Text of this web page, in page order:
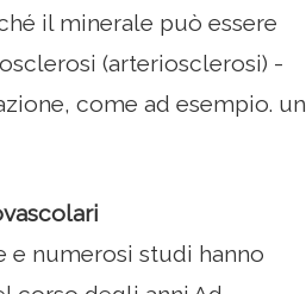
il minerale può essere
(arteriosclerosi) -
come ad esempio. un
e numerosi studi hanno